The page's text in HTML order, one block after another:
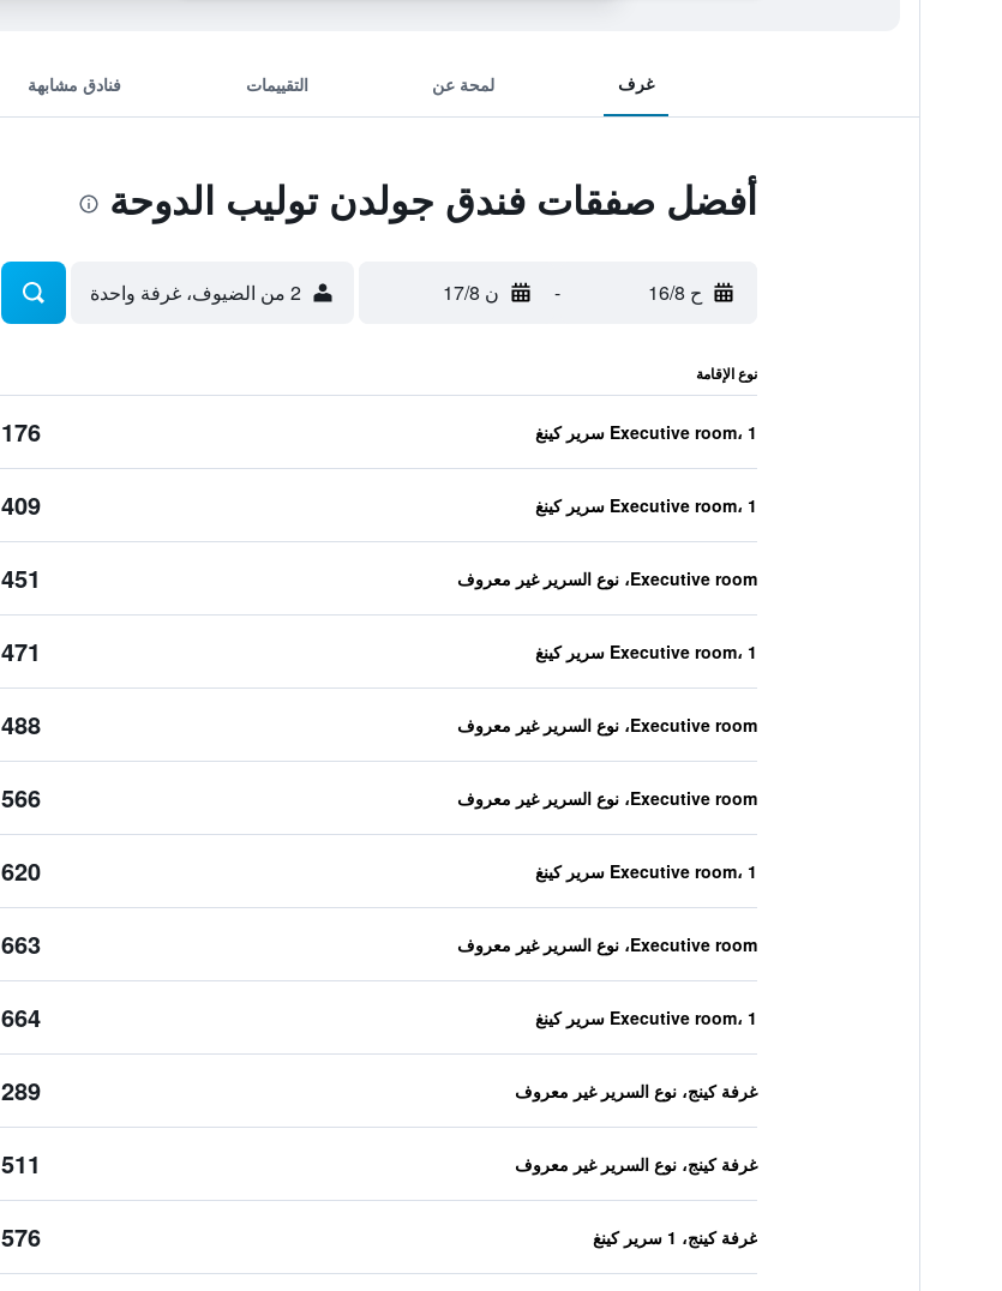
غرف لمحة عن التقييمات فنادق مشابهة
أفضل صفقات فندق جولدن توليب الدوحة
ح 16/8 - ن 17/8 2 من الضيوف، غرفة واحدة
نوع الإقامة
Executive room، 1 سرير كينغ 176 ﷼
Executive room، 1 سرير كينغ 409 ﷼
Executive room، نوع السرير غير معروف 451 ﷼
Executive room، 1 سرير كينغ 471 ﷼
Executive room، نوع السرير غير معروف 488 ﷼
Executive room، نوع السرير غير معروف 566 ﷼
Executive room، 1 سرير كينغ 620 ﷼
Executive room، نوع السرير غير معروف 663 ﷼
Executive room، 1 سرير كينغ 664 ﷼
غرفة كينج، نوع السرير غير معروف 289 ﷼
غرفة كينج، نوع السرير غير معروف 511 ﷼
غرفة كينج، 1 سرير كينغ 576 ﷼